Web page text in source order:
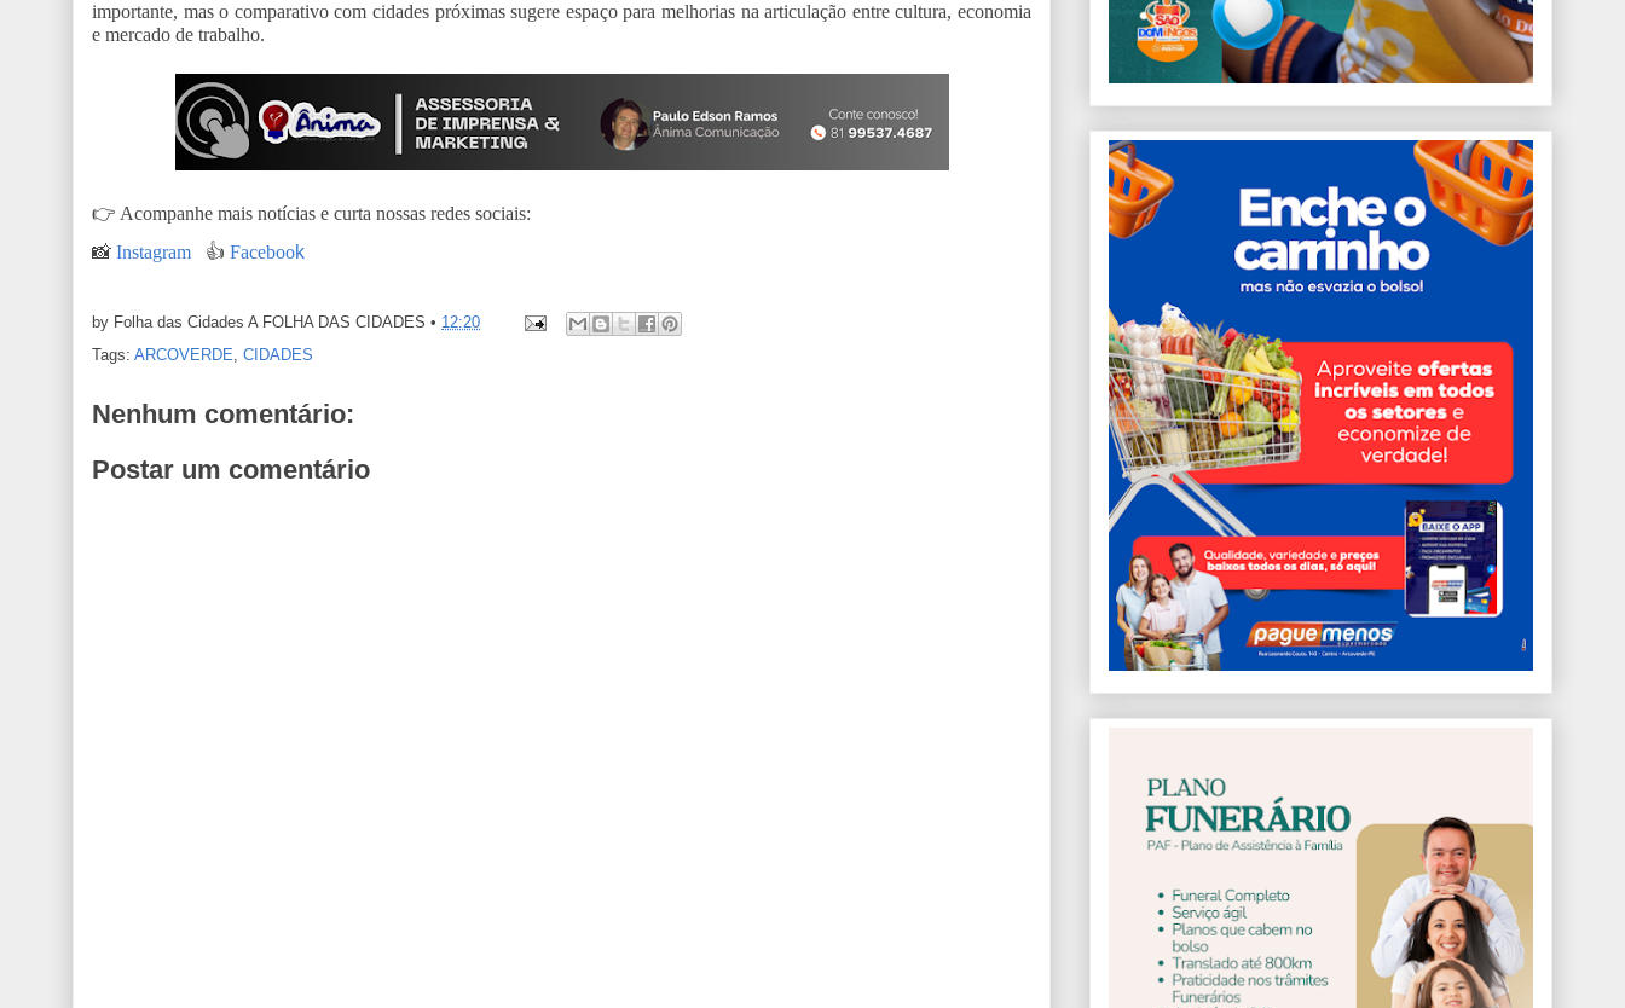
importante, mas o comparativo com cidades próximas sugere espaço para melhorias na articulação entre cultura, economia
e mercado de trabalho.
👉 Acompanhe mais notícias e curta nossas redes sociais:
📸 Instagram 👍 Facebook
by Folha das Cidades A FOLHA DAS CIDADES • 12:20
Tags: ARCOVERDE, CIDADES
Nenhum comentário:
Postar um comentário